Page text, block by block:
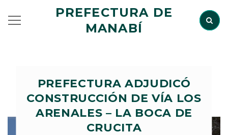
PREFECTURA DE
MANABÍ
PREFECTURA ADJUDICÓ
CONSTRUCCIÓN DE VÍA LOS
ARENALES – LA BOCA DE
CRUCITA